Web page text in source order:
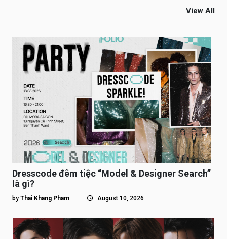
View All
Dresscode đêm tiệc “Model & Designer Search”
là gì?
by Thai Khang Pham August 10, 2026